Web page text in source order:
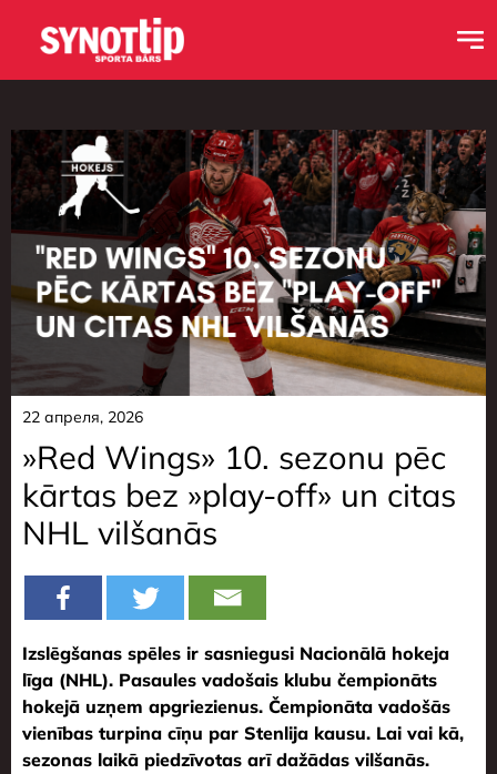
22 апреля, 2026
»Red Wings» 10. sezonu pēc
kārtas bez »play-off» un citas
NHL vilšanās
Izslēgšanas spēles ir sasniegusi Nacionālā hokeja
līga (NHL). Pasaules vadošais klubu čempionāts
hokejā uzņem apgriezienus. Čempionāta vadošās
vienības turpina cīņu par Stenlija kausu. Lai vai kā,
sezonas laikā piedzīvotas arī dažādas vilšanās.